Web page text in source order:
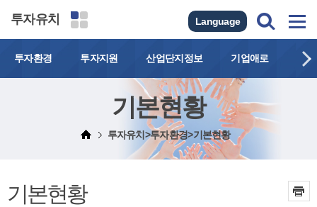
투자유치 Language
투자환경 투자지원 산업단지정보 기업애로 연
기본현황
투자유치>투자환경>기본현황
기본현황